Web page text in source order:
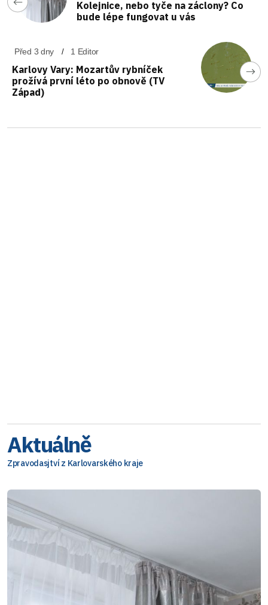
Kolejnice, nebo tyče na záclony? Co
bude lépe fungovat u vás
Před 3 dny 1 Editor
Karlovy Vary: Mozartův rybníček
prožívá první léto po obnově (TV
Západ)
Aktuálně
Zpravodasjtví z Karlovarského kraje